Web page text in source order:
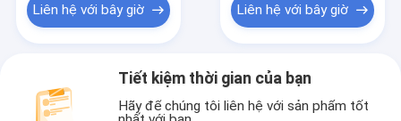
Liên hệ với bây giờ Liên hệ với bây giờ
Tiết kiệm thời gian của bạn
Hãy để chúng tôi liên hệ với sản phẩm tốt